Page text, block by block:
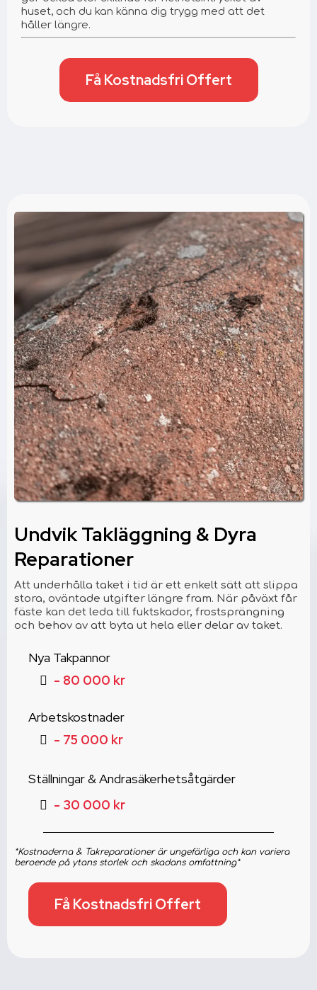
huset, och du kan känna dig trygg med att det
håller längre.
Få Kostnadsfri Offert
Undvik Takläggning & Dyra
Reparationer
Att underhålla taket i tid är ett enkelt sätt att slippa
stora, oväntade utgifter längre fram. När påväxt får
fäste kan det leda till fuktskador, frostsprängning
och behov av att byta ut hela eller delar av taket.
Nya Takpannor
- 80 000 kr
Arbetskostnader
- 75 000 kr
Ställningar & Andrasäkerhetsåtgärder
- 30 000 kr
*Kostnaderna & Takreparationer är ungefärliga och kan variera
beroende på ytans storlek och skadans omfattning*
Få Kostnadsfri Offert